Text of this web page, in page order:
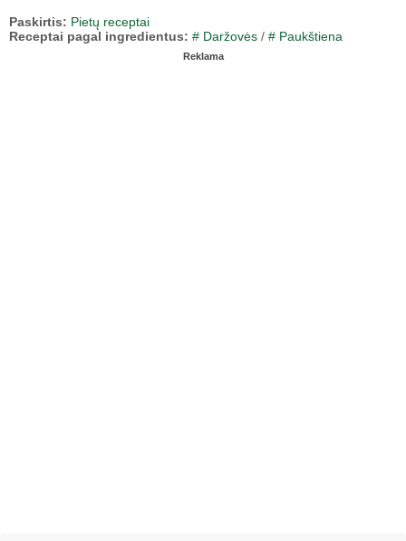
Paskirtis: Pietų receptai
Receptai pagal ingredientus: # Daržovės / # Paukštiena
Reklama